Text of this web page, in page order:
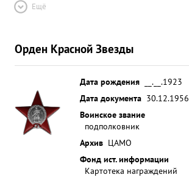
Ещё
Орден Красной Звезды
Дата рождения
__.__.1923
Дата документа 30.12.1956
Воинское звание
подполковник
Архив ЦАМО
Фонд ист. информации
Картотека награждений